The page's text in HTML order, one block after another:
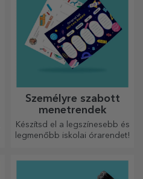
Személyre szabott
menetrendek
Készítsd el a legszínesebb és
legmenőbb iskolai órarendet!